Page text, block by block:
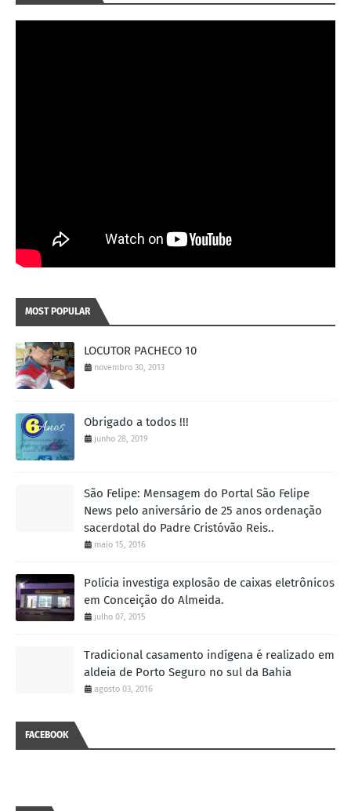
MOST POPULAR
LOCUTOR PACHECO 10
novembro 30, 2013
Obrigado a todos !!!
junho 28, 2019
São Felipe: Mensagem do Portal São Felipe
News pelo aniversário de 25 anos ordenação
sacerdotal do Padre Cristóvão Reis..
maio 15, 2016
Polícia investiga explosão de caixas eletrônicos
em Conceição do Almeida.
julho 07, 2015
Tradicional casamento indígena é realizado em
aldeia de Porto Seguro no sul da Bahia
agosto 03, 2016
FACEBOOK